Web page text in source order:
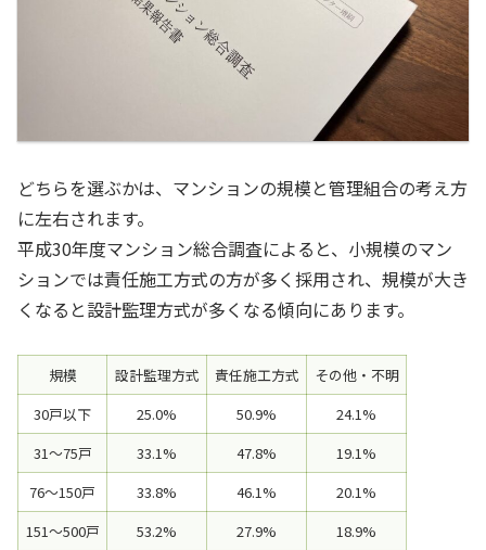
どちらを選ぶかは、マンションの規模と管理組合の考え方
に左右されます。
平成30年度マンション総合調査によると、小規模のマン
ションでは責任施工方式の方が多く採用され、規模が大き
くなると設計監理方式が多くなる傾向にあります。
規模 設計監理方式 責任施工方式
その他・不明
30戸以下
25.0% 50.9%
24.1%
31～75戸
33.1% 47.8%
19.1%
76～150戸
33.8% 46.1%
20.1%
151～500戸
53.2% 27.9%
18.9%